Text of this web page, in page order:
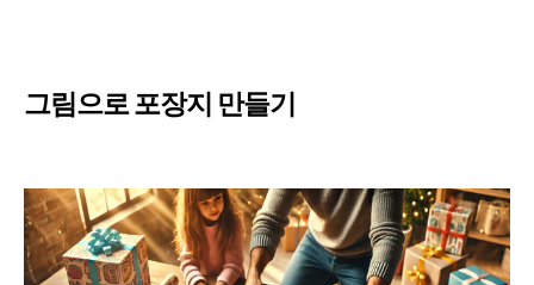
그림으로 포장지 만들기